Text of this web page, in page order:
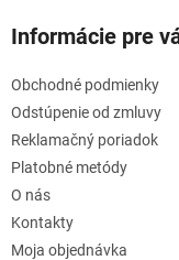
Informácie pre
Obchodné podmienky
Odstúpenie od zmluvy
Reklamačný poriadok
Platobné metódy
O nás
Kontakty
Moja objednávka